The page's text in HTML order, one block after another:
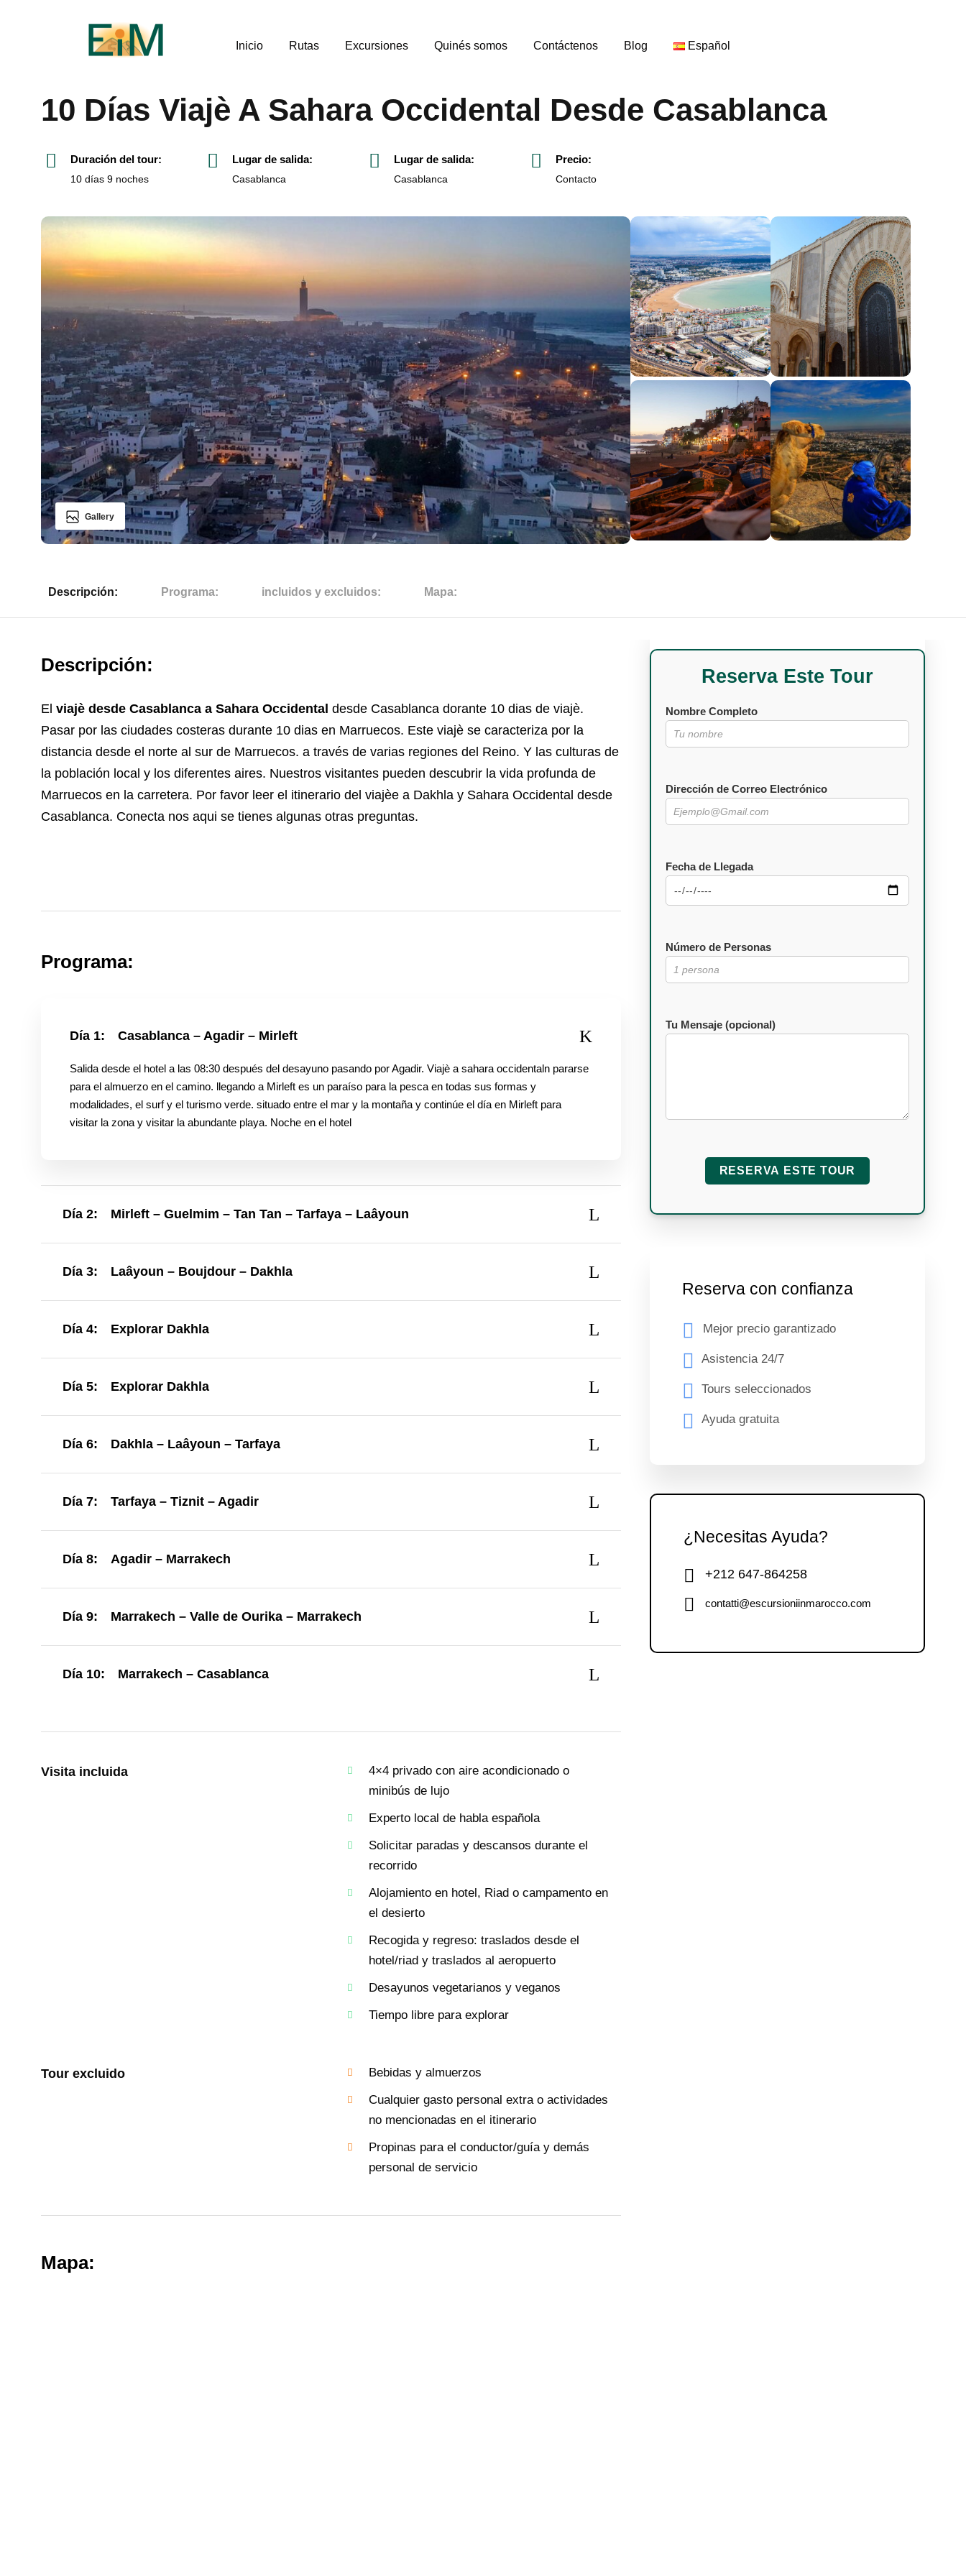
Inicio Rutas Excursiones Quinés somos Contáctenos Blog Español
10 Días Viajè A Sahara Occidental Desde Casablanca
Duración del tour:
10 días 9 noches
Lugar de salida:
Casablanca
Lugar de salida:
Casablanca
Precio:
Contacto
Gallery
Descripción: Programa: incluidos y excluidos: Mapa:
Descripción:
El viajè desde Casablanca a Sahara Occidental desde Casablanca dorante 10 dias de viajè.
Pasar por las ciudades costeras durante 10 dias en Marruecos. Este viajè se caracteriza por la
distancia desde el norte al sur de Marruecos. a través de varias regiones del Reino. Y las culturas de
la población local y los diferentes aires. Nuestros visitantes pueden descubrir la vida profunda de
Marruecos en la carretera. Por favor leer el itinerario del viajèe a Dakhla y Sahara Occidental desde
Casablanca. Conecta nos aqui se tienes algunas otras preguntas.
Programa:
Día 1: Casablanca – Agadir – Mirleft
Salida desde el hotel a las 08:30 después del desayuno pasando por Agadir. Viajè a sahara occidentaln pararse
para el almuerzo en el camino. llegando a Mirleft es un paraíso para la pesca en todas sus formas y
modalidades, el surf y el turismo verde. situado entre el mar y la montaña y continúe el día en Mirleft para
visitar la zona y visitar la abundante playa. Noche en el hotel
Día 2: Mirleft – Guelmim – Tan Tan – Tarfaya – Laâyoun
Día 3: Laâyoun – Boujdour – Dakhla
Día 4: Explorar Dakhla
Día 5: Explorar Dakhla
Día 6: Dakhla – Laâyoun – Tarfaya
Día 7: Tarfaya – Tiznit – Agadir
Día 8: Agadir – Marrakech
Día 9: Marrakech – Valle de Ourika – Marrakech
Día 10: Marrakech – Casablanca
Visita incluida
4×4 privado con aire acondicionado o
minibús de lujo
Experto local de habla española
Solicitar paradas y descansos durante el
recorrido
Alojamiento en hotel, Riad o campamento en
el desierto
Recogida y regreso: traslados desde el
hotel/riad y traslados al aeropuerto
Desayunos vegetarianos y veganos
Tiempo libre para explorar
Tour excluido
Bebidas y almuerzos
Cualquier gasto personal extra o actividades
no mencionadas en el itinerario
Propinas para el conductor/guía y demás
personal de servicio
Mapa:
Reserva Este Tour
Nombre Completo
Dirección de Correo Electrónico
Fecha de Llegada
Número de Personas
Tu Mensaje (opcional)
Reserva con confianza
Mejor precio garantizado
Asistencia 24/7
Tours seleccionados
Ayuda gratuita
¿Necesitas Ayuda?
+212 647-864258
contatti@escursioniinmarocco.com